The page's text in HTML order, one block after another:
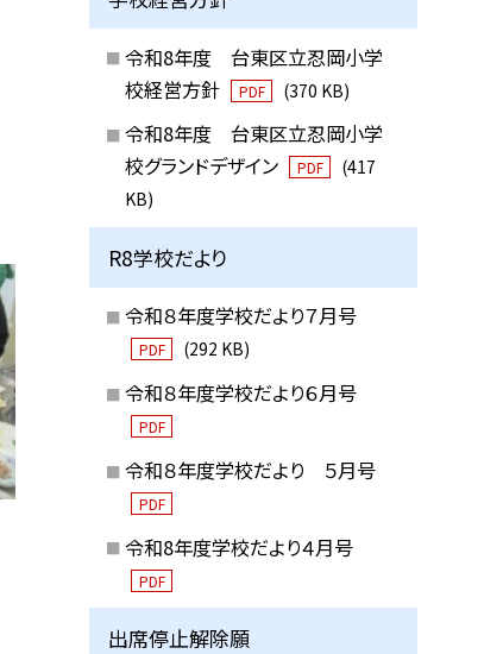
令和8年度 台東区立忍岡小学
校経営方針
PDF (370 KB)
令和8年度 台東区立忍岡小学
校グランドデザイン
PDF
(417
KB)
R8学校だより
令和８年度学校だより７月号
PDF (292 KB)
令和８年度学校だより６月号
PDF
令和８年度学校だより ５月号
PDF
令和8年度学校だより４月号
PDF
出席停止解除願